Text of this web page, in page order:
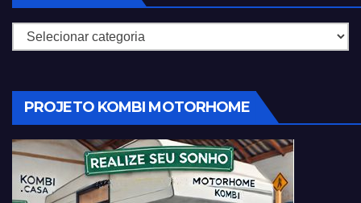
Categorias
PROJETO KOMBI MOTORHOME